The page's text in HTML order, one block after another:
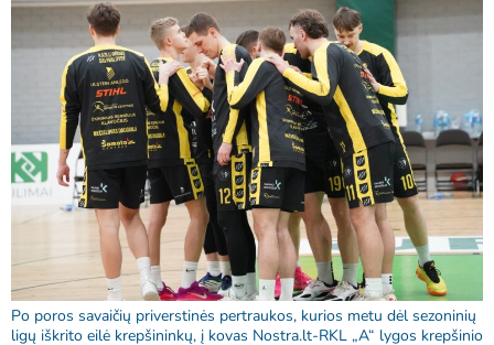
Po poros savaičių priverstinės pertraukos, kurios metu dėl sezoninių
ligų iškrito eilė krepšininkų, į kovas Nostra.lt-RKL „A“ lygos krepšinio